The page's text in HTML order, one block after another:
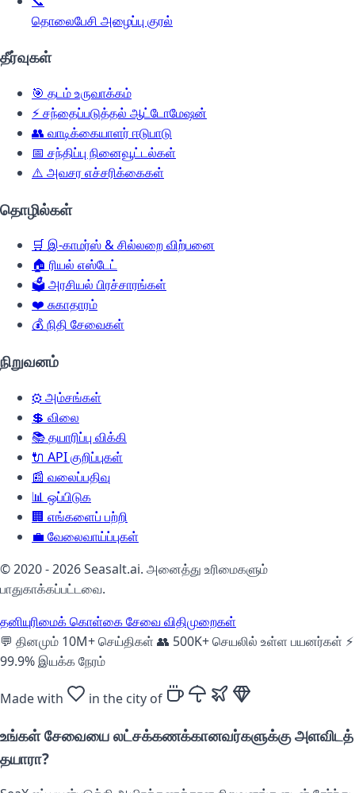
தொலைபேசி அழைப்பு குரல்
தீர்வுகள்
🎯 தடம் உருவாக்கம்
⚡சந்தைப்படுத்தல் ஆட்டோமேஷன்
👥 வாடிக்கையாளர் ஈடுபாடு
📅 சந்திப்பு நினைவூட்டல்கள்
⚠️ அவசர எச்சரிக்கைகள்
தொழில்கள்
🛒 இ-காமர்ஸ் & சில்லறை விற்பனை
🏠 ரியல் எஸ்டேட்
🗳️அரசியல் பிரச்சாரங்கள்
❤️ சுகாதாரம்
💰நிதி சேவைகள்
நிறுவனம்
⚙️அம்சங்கள்
💲 விலை
📚தயாரிப்பு விக்கி
🔌 API குறிப்புகள்
📰 வலைப்பதிவு
📊 ஒப்பிடுக
🏢 எங்களைப் பற்றி
💼 வேலைவாய்ப்புகள்
© 2020 - 2026 Seasalt.ai. அனைத்து உரிமைகளும்
பாதுகாக்கப்பட்டவை.
தனியுரிமைக் கொள்கைசேவை விதிமுறைகள்
💬 தினமும் 10M+ செய்திகள் 👥 500K+ செயலில் உள்ள பயனர்கள் ⚡
99.9% இயக்க நேரம்
Made with in the city of
உங்கள் சேவையை லட்சக்கணக்கானவர்களுக்கு அளவிடத்
தயாரா?